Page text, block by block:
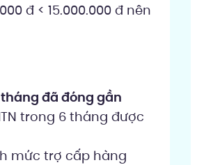
đ < 15.000.000 đ nên
đã đóng gần
trong 6 tháng được
mức trợ cấp hàng